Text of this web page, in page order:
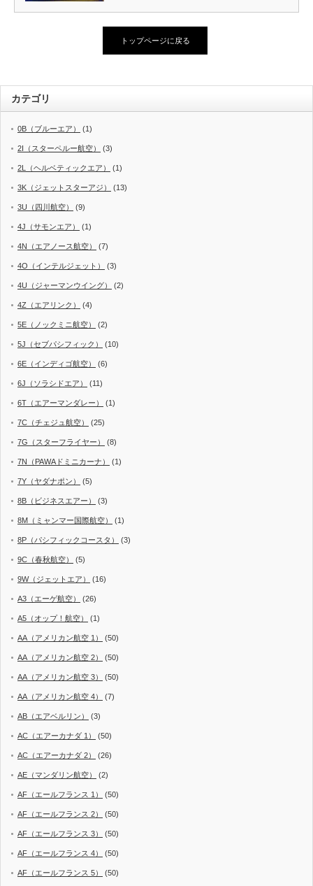
トップページに戻る
カテゴリ
0B（ブルーエア） (1)
2I（スターペルー航空） (3)
2L（ヘルベティックエア） (1)
3K（ジェットスターアジ） (13)
3U（四川航空） (9)
4J（サモンエア） (1)
4N（エアノース航空） (7)
4O（インテルジェット） (3)
4U（ジャーマンウイング） (2)
4Z（エアリンク） (4)
5E（ノックミニ航空） (2)
5J（セブパシフィック） (10)
6E（インディゴ航空） (6)
6J（ソラシドエア） (11)
6T（エアーマンダレー） (1)
7C（チェジュ航空） (25)
7G（スターフライヤー） (8)
7N（PAWAドミニカーナ） (1)
7Y（ヤダナポン） (5)
8B（ビジネスエアー） (3)
8M（ミャンマー国際航空） (1)
8P（パシフィックコースタ） (3)
9C（春秋航空） (5)
9W（ジェットエア） (16)
A3（エーゲ航空） (26)
A5（オップ！航空） (1)
AA（アメリカン航空 1） (50)
AA（アメリカン航空 2） (50)
AA（アメリカン航空 3） (50)
AA（アメリカン航空 4） (7)
AB（エアベルリン） (3)
AC（エアーカナダ 1） (50)
AC（エアーカナダ 2） (26)
AE（マンダリン航空） (2)
AF（エールフランス 1） (50)
AF（エールフランス 2） (50)
AF（エールフランス 3） (50)
AF（エールフランス 4） (50)
AF（エールフランス 5） (50)